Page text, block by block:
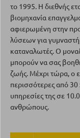
το 1995. Η διεθνής
βιομηχανία
αφιερωμένη στην
λύσεων για
καταναλωτές. Ο
μπορούν να σας
ζωής. Μέχρι τώρα, ο
περισσότερες από 30
υπηρεσίες της σε
ανθρώπους.